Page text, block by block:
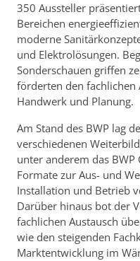
350 Aussteller
Bereichen
moderne
und Elektrolösungen.
Sonderschauen griffen
förderten den fachlichen
Handwerk und Planung.
Am Stand des BWP lag
verschiedenen
unter anderem das
Formate zur Aus- und
Installation und Betrieb
Darüber hinaus bot der
fachlichen Austausch
wie den steigenden
Marktentwicklung im